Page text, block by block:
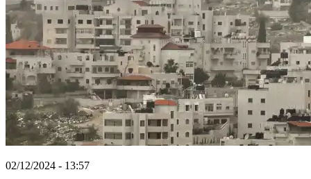
02/12/2024 - 13:57